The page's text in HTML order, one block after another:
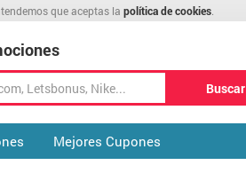
que aceptas la política de cookies
Buscar
Mejores Cupones